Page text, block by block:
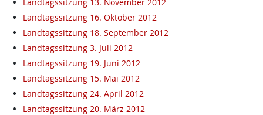
Landtagssitzung 16. Oktober 2012
Landtagssitzung 18. September 2012
Landtagssitzung 3. Juli 2012
Landtagssitzung 19. Juni 2012
Landtagssitzung 15. Mai 2012
Landtagssitzung 24. April 2012
Landtagssitzung 20. März 2012